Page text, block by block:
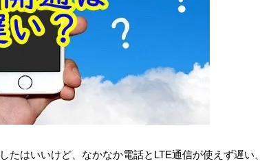
たはいいけど、なかなか電話とLTE通信が使えず遅い、